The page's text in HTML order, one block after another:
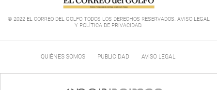
© 2022 EL CORREO DEL GOLFO TODOS LOS DERECHOS RESERVADOS. AVISO LEGAL
Y POLÍTICA DE PRIVACIDAD.
QUIÉNES SOMOS PUBLICIDAD AVISO LEGAL